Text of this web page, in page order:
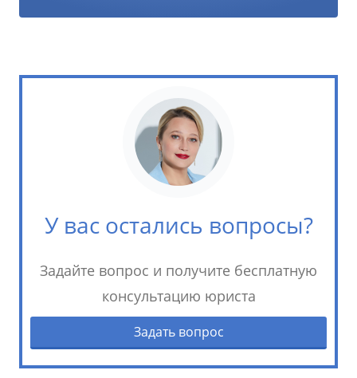
У вас остались вопросы?
Задайте вопрос и получите бесплатную
консультацию юриста
Задать вопрос